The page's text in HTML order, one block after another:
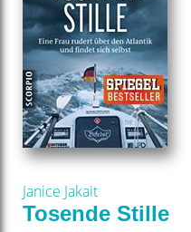
Janice Jakait
Tosende Stille